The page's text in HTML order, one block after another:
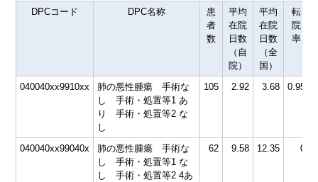
DPCコード DPC名称
患
者
数
平均
在院
日数
（自
院）
平均
在院
日数
（全
国）
転
院
率
040040xx9910xx
肺の悪性腫瘍 手術な
し 手術・処置等1 あ
り 手術・処置等2 な
し
105 2.92 3.68 0.95
040040xx99040x
肺の悪性腫瘍 手術な
し 手術・処置等1 な
し 手術・処置等2 4あ
62 9.58 12.35 0